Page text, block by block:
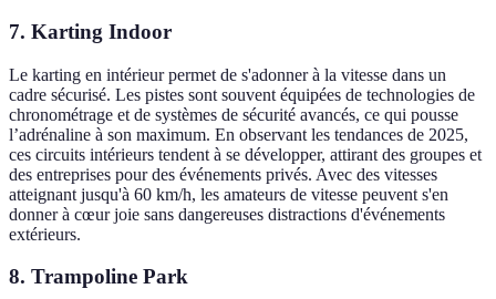
7. Karting Indoor
Le karting en intérieur permet de s'adonner à la vitesse dans un
cadre sécurisé. Les pistes sont souvent équipées de technologies de
chronométrage et de systèmes de sécurité avancés, ce qui pousse
l’adrénaline à son maximum. En observant les tendances de 2025,
ces circuits intérieurs tendent à se développer, attirant des groupes et
des entreprises pour des événements privés. Avec des vitesses
atteignant jusqu'à 60 km/h, les amateurs de vitesse peuvent s'en
donner à cœur joie sans dangereuses distractions d'événements
extérieurs.
8. Trampoline Park